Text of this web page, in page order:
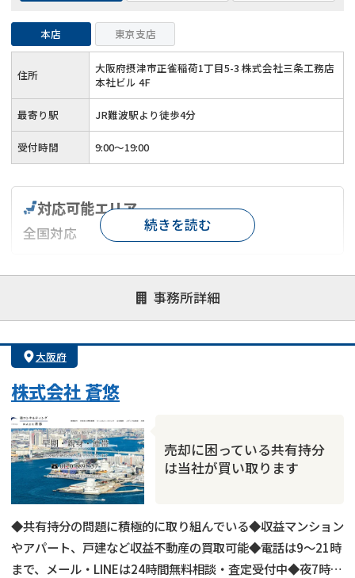
本店 東京支店
住所
大阪府摂津市正雀稲荷1丁目5-3 株式会社三条工務店
本社ビル 4F
最寄り駅 JR難波駅より徒歩4分
受付時間 9:00～19:00
事務所詳細
対応可能エリア
全国対応
対応が親身 オンライン面談可能
レスポンスが早い
1億円以上の買取可
続きを読む
大阪府
株式会社 蒼悠
売却に困っている共有持分
は当社が買い取ります
◆共有持分の問題に積極的に取り組んでいる◆収益マンション
やアパート、戸建など収益不動産の買取可能◆電話は9～21時
まで、メール・LINEは24時間無料相談・査定受付中◆夜7時以